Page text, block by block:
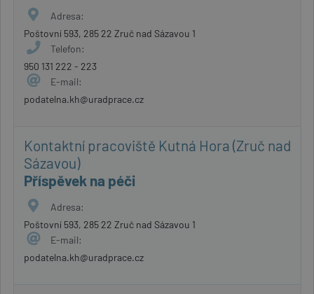
Adresa:
Poštovní 593, 285 22 Zruč nad Sázavou 1
Telefon:
950 131 222 - 223
E-mail:
podatelna.kh@uradprace.cz
Kontaktní pracoviště Kutná Hora (Zruč nad
Sázavou)
Příspěvek na péči
Adresa:
Poštovní 593, 285 22 Zruč nad Sázavou 1
E-mail:
podatelna.kh@uradprace.cz